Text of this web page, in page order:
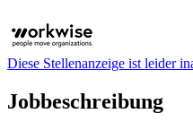
Diese Stellenanzeige ist leider
Jobbeschreibung